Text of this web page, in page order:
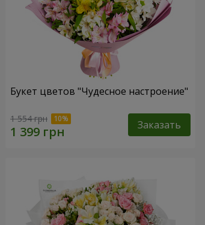
Букет цветов "Чудесное настроение"
1 554 грн Заказать